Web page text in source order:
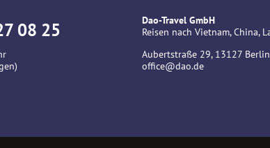
08 25
Dao-Travel GmbH
Reisen nach Vietnam, China,
Aubertstraße 29, 13127 Berlin
office@dao.de